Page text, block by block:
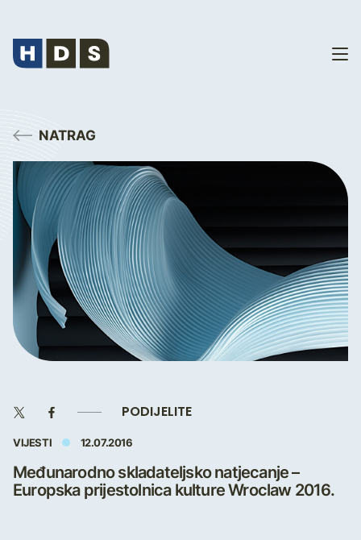
NATRAG
PODIJELITE
VIJESTI 12.07.2016
Međunarodno skladateljsko natjecanje –
Europska prijestolnica kulture Wroclaw 2016.